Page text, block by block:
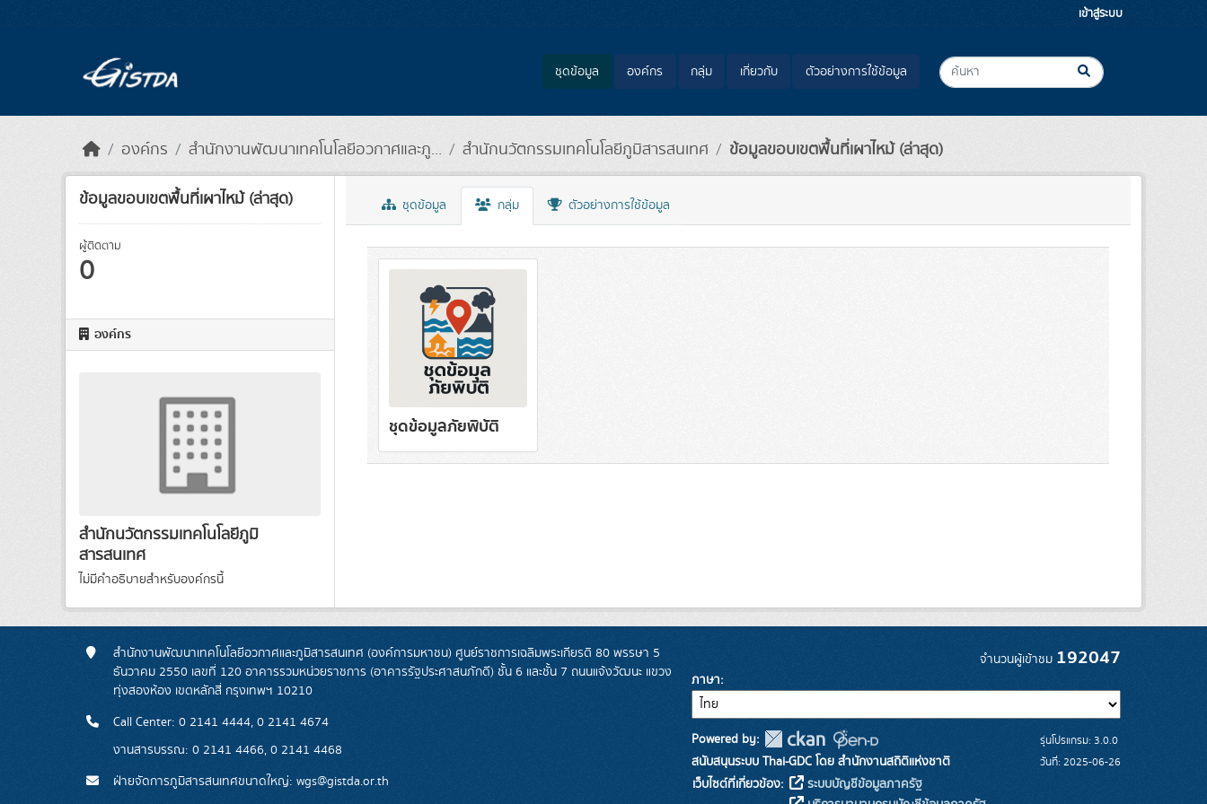
เข้าสู่ระบบ
ชุดข้อมูล องค์กร กลุ่ม เกี่ยวกับ ตัวอย่างการใช้ข้อมูล
องค์กร สำนักงานพัฒนาเทคโนโลยีอวกาศและภู... สำนักนวัตกรรมเทคโนโลยีภูมิสารสนเทศ ข้อมูลขอบเขตพื้นที่เผาไหม้ (ล่าสุด)
ข้อมูลขอบเขตพื้นที่เผาไหม้ (ล่าสุด)
ผู้ติดตาม
0
องค์กร
สำนักนวัตกรรมเทคโนโลยีภูมิ
สารสนเทศ
ไม่มีคำอธิบายสำหรับองค์กรนี้
ชุดข้อมูล กลุ่ม ตัวอย่างการใช้ข้อมูล
ชุดข้อมูลภัยพิบัติ
สำนักงานพัฒนาเทคโนโลยีอวกาศและภูมิสารสนเทศ (องค์การมหาชน) ศูนย์ราชการเฉลิมพระเกียรติ 80 พรรษา 5
ธันวาคม 2550 เลขที่ 120 อาคารรวมหน่วยราชการ (อาคารรัฐประศาสนภักดี) ชั้น 6 และชั้น 7 ถนนแจ้งวัฒนะ แขวง
ทุ่งสองห้อง เขตหลักสี่ กรุงเทพฯ 10210
Call Center: 0 2141 4444, 0 2141 4674
งานสารบรรณ: 0 2141 4466, 0 2141 4468
ฝ่ายจัดการภูมิสารสนเทศขนาดใหญ่: wgs@gistda.or.th
จำนวนผู้เข้าชม 192047
ภาษา
Powered by:
สนับสนุนระบบ Thai-GDC โดย สำนักงานสถิติแห่งชาติ
เว็บไซต์ที่เกี่ยวข้อง:
ระบบบัญชีข้อมูลภาครัฐ
รุ่นโปรแกรม: 3.0.0
วันที่: 2025-06-26